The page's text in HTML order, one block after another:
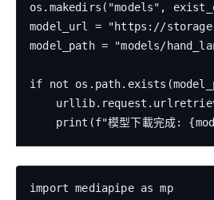
os.makedirs("models",
model_url = "https://
model_path = "models/
if not
import mediapipe as mp